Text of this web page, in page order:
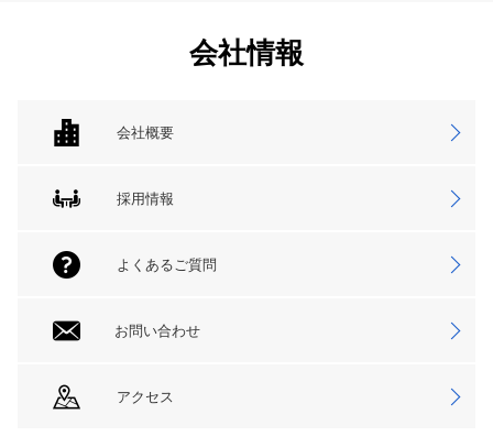
会社情報
会社概要
採用情報
よくあるご質問
お問い合わせ
アクセス